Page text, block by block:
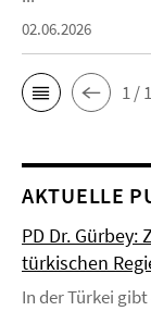
02.06.2026
1 /
AKTUELLE
PD Dr.
türkischen
In der Türkei